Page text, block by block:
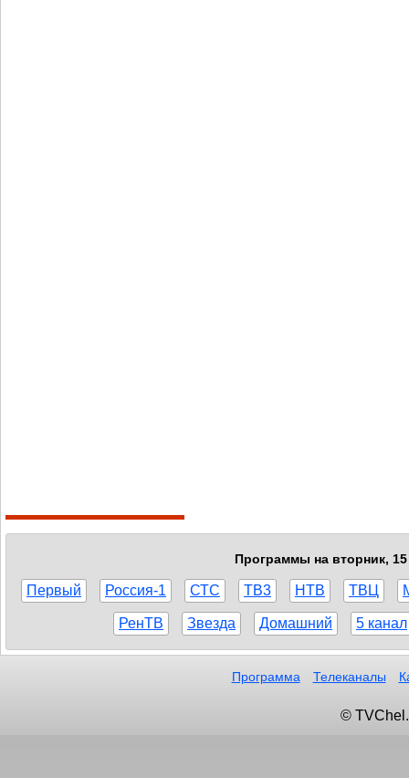
Программы на вторник, 15
Первый Россия-1 СТС ТВ3 НТВ ТВЦ
РенТВ Звезда Домашний 5 канал
Программа Телеканалы
©